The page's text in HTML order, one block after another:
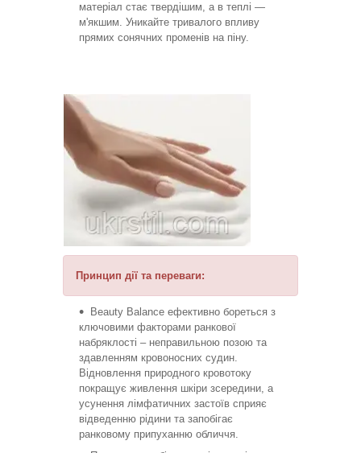
матеріал стає твердішим, а в теплі —
м'якшим. Уникайте тривалого впливу
прямих сонячних променів на піну.
Принцип дії та переваги:
Beauty Balance ефективно бореться з
ключовими факторами ранкової
набряклості – неправильною позою та
здавленням кровоносних судин.
Відновлення природного кровотоку
покращує живлення шкіри зсередини, а
усунення лімфатичних застоїв сприяє
відведенню рідини та запобігає
ранковому припуханню обличчя.